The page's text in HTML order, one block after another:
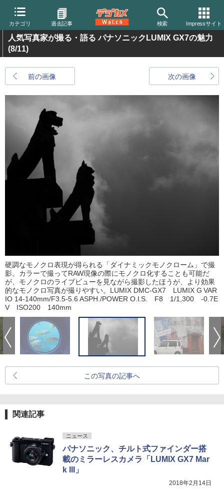
カテゴリ 過去記事 検索 Impressサイト
人気写真家が撮る・語る パナソニックLUMIX GX7の魅力
(8/11)
前の画像 次の画像
硬調なモノクロ表現が得られる「ダイナミックモノクローム」で撮
影。カラーで撮ってRAW現像の際にモノクロ化することも可能だ
が、モノクロのライブビューを見ながら撮影したほうが、より効果
的なモノクロ写真が撮りやすい。LUMIX DMC-GX7 LUMIX G VAR
IO 14-140mm/F3.5-5.6 ASPH./POWER O.I.S. F8 1/1,300 -0.7E
V ISO200 140mm
この写真の記事へ
関連記事
ニュース
パナソニック、チルト式ファインダー搭
載のミラーレスカメラ「LUMIX GX7 Mar
k III」
2018年2月14日